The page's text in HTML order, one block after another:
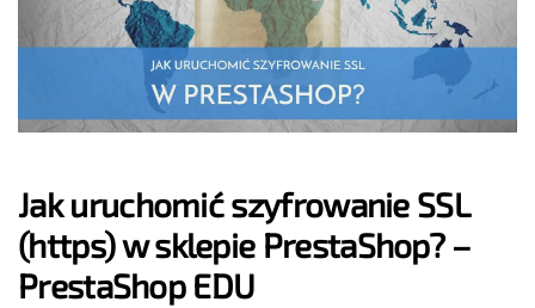
Jak uruchomić szyfrowanie SSL
(https) w sklepie PrestaShop? –
PrestaShop EDU